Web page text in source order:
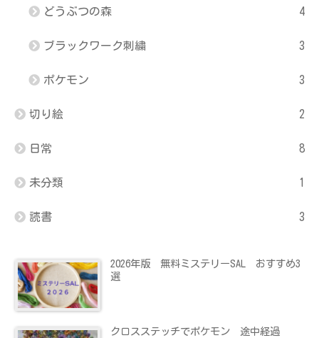
どうぶつの森 4
ブラックワーク刺繍 3
ポケモン 3
切り絵 2
日常 8
未分類 1
読書 3
2026年版 無料ミステリーSAL おすすめ3
選
クロスステッチでポケモン 途中経過